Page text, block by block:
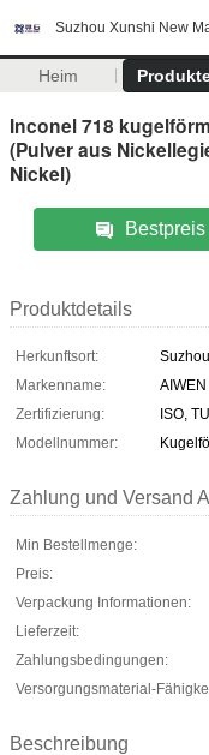
Suzhou Xunshi New
Heim
Inconel 718
(Pulver aus
Nickel)
Bestpreis
Produktdetails
Herkunftsort:
Markenname:
AIWEN
Zertifizierung:
ISO,
Modellnummer:
Zahlung und Versand
Min Bestellmenge:
Preis:
Verpackung Informationen:
Lieferzeit:
Zahlungsbedingungen:
Versorgungsmaterial-
Beschreibung